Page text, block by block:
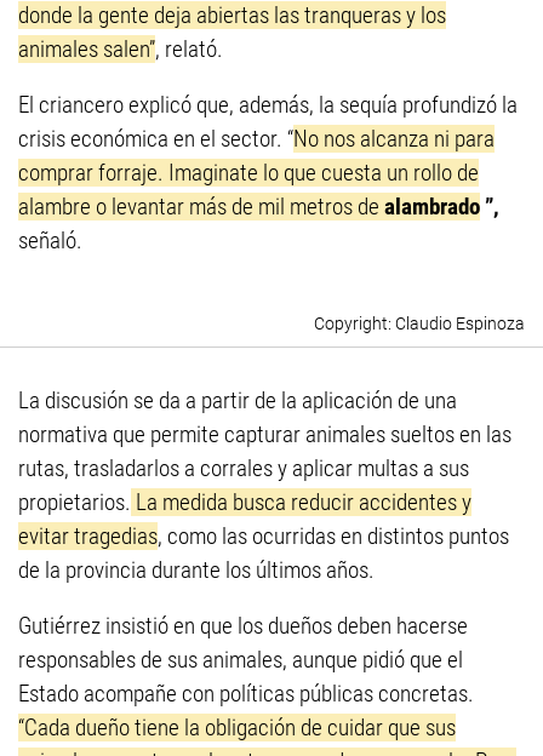
donde la gente deja abiertas las tranqueras y los
animales salen”, relató.
El criancero explicó que, además, la sequía profundizó la
crisis económica en el sector. “No nos alcanza ni para
comprar forraje. Imaginate lo que cuesta un rollo de
alambre o levantar más de mil metros de alambrado ”,
señaló.
Claudio Espinoza
La discusión se da a partir de la aplicación de una
normativa que permite capturar animales sueltos en las
rutas, trasladarlos a corrales y aplicar multas a sus
propietarios. La medida busca reducir accidentes y
evitar tragedias, como las ocurridas en distintos puntos
de la provincia durante los últimos años.
Gutiérrez insistió en que los dueños deben hacerse
responsables de sus animales, aunque pidió que el
Estado acompañe con políticas públicas concretas.
“Cada dueño tiene la obligación de cuidar que sus